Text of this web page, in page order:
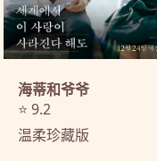
海蒂和爷爷
⭐ 9.2
温柔珍藏版